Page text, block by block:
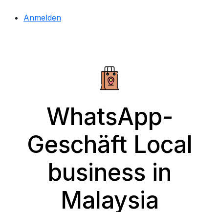
Anmelden
WhatsApp-
Geschäft Local
business in
Malaysia